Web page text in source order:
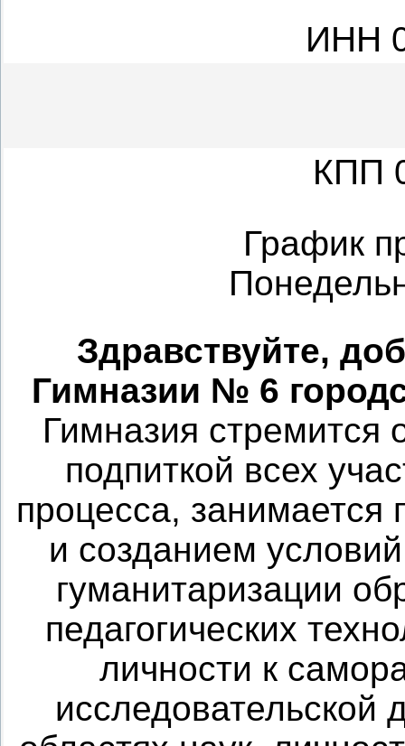
ИНН
КПП
График
Здравствуйте,
Гимназии № 6
Гимназия стремится
подпиткой всех
процесса, занимается
и созданием
гуманитаризации
педагогических
личности к
исследовательской